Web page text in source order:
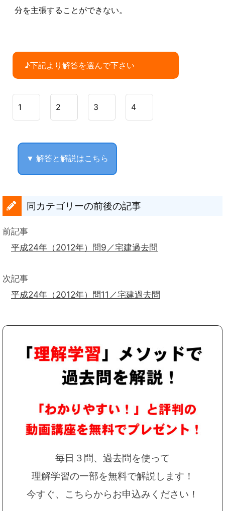
分を主張することができない。
♪下記より解答を選んで下さい
1 2 3 4
▼ 解答と解説はこちら
同カテゴリーの前後の記事
前記事
平成24年（2012年）問9／宅建過去問
次記事
平成24年（2012年）問11／宅建過去問
毎日３問、過去問を使って
理解学習の一部を無料で解説します！
今すぐ、こちらからお申込みください！